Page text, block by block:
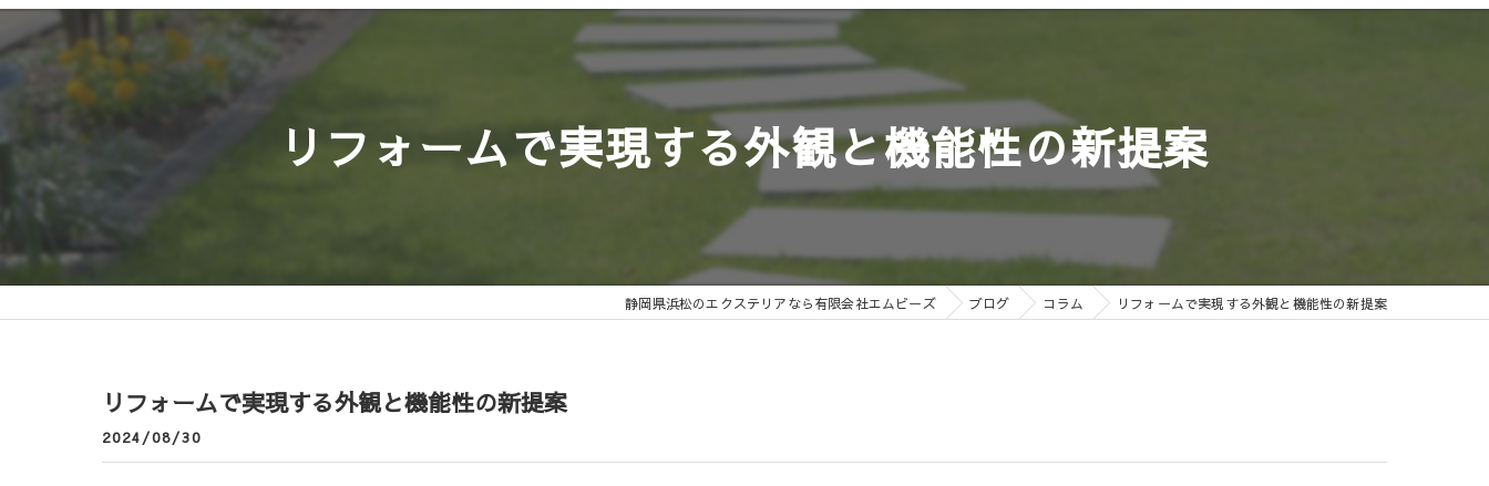
ガレージ
人工芝
インターロッキング
リフォームで実現する外観と機能性の新提案
静岡県浜松のエクステリアなら有限会社エムビーズ ブログ コラム リフォームで実現する外観と機能性の新提案
リフォームで実現する外観と機能性の新提案
2024/08/30